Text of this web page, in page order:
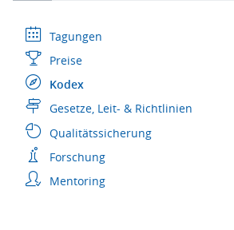
Tagungen
Preise
Kodex
Gesetze, Leit- & Richtlinien
Qualitätssicherung
Forschung
Mentoring